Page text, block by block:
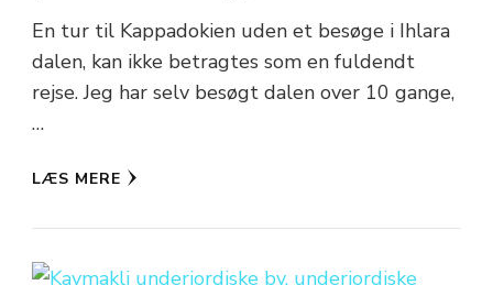
En tur til Kappadokien uden et besøge i Ihlara
dalen, kan ikke betragtes som en fuldendt
rejse. Jeg har selv besøgt dalen over 10 gange,
…
LÆS MERE